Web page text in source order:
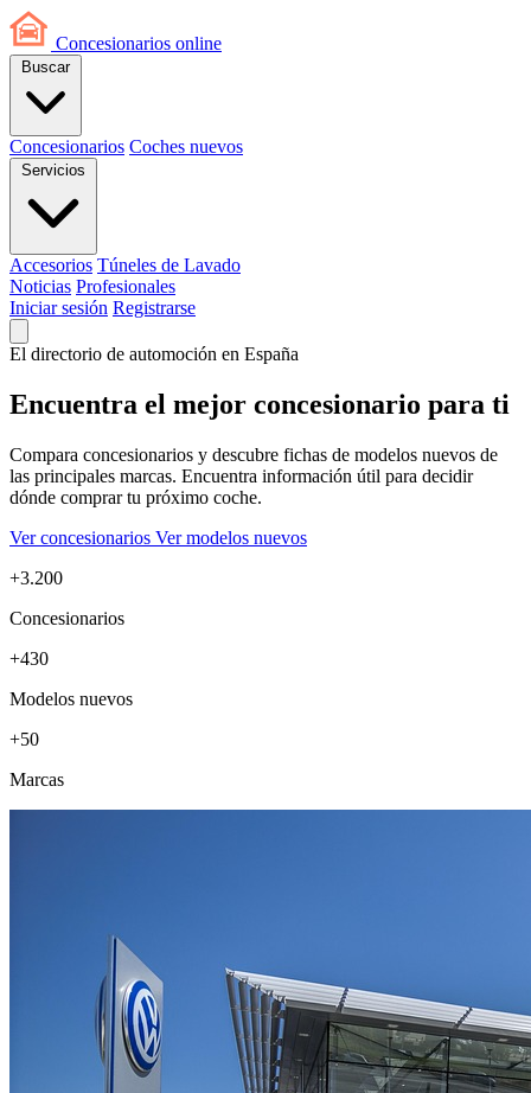
Concesionarios online
Buscar
Concesionarios Coches nuevos
Servicios
Accesorios Túneles de Lavado
Noticias Profesionales
Iniciar sesión Registrarse
El directorio de automoción en España
Encuentra el mejor concesionario para ti
Compara concesionarios y descubre fichas de modelos nuevos de
las principales marcas. Encuentra información útil para decidir
dónde comprar tu próximo coche.
Ver concesionarios Ver modelos nuevos
+3.200
Concesionarios
+430
Modelos nuevos
+50
Marcas